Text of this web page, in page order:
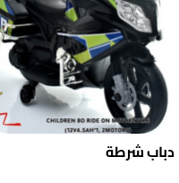
دباب شرطة